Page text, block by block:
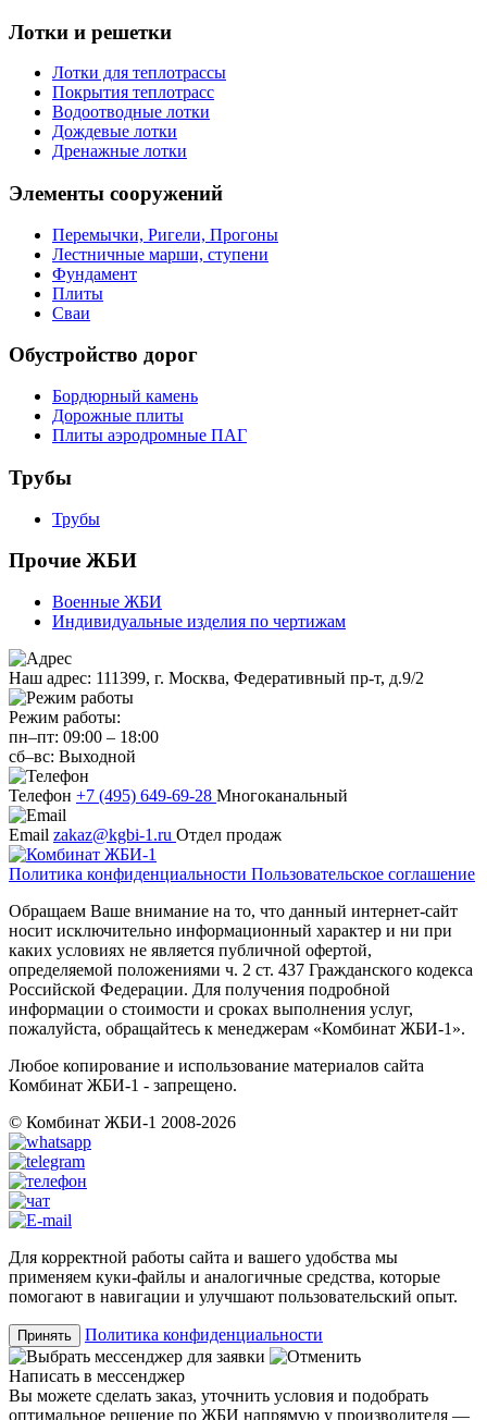
Лотки и решетки
Лотки для теплотрассы
Покрытия теплотрасс
Водоотводные лотки
Дождевые лотки
Дренажные лотки
Элементы сооружений
Перемычки, Ригели, Прогоны
Лестничные марши, ступени
Фундамент
Плиты
Сваи
Обустройство дорог
Бордюрный камень
Дорожные плиты
Плиты аэродромные ПАГ
Трубы
Трубы
Прочие ЖБИ
Военные ЖБИ
Индивидуальные изделия по чертижам
Наш адрес: 111399, г. Москва, Федеративный пр-т, д.9/2
Режим работы:
пн–пт: 09:00 – 18:00
сб–вс: Выходной
Телефон +7 (495) 649-69-28 Многоканальный
Email zakaz@kgbi-1.ru Отдел продаж
Политика конфиденциальности Пользовательское соглашение
Обращаем Ваше внимание на то, что данный интернет-сайт
носит исключительно информационный характер и ни при
каких условиях не является публичной офертой,
определяемой положениями ч. 2 ст. 437 Гражданского кодекса
Российской Федерации. Для получения подробной
информации о стоимости и сроках выполнения услуг,
пожалуйста, обращайтесь к менеджерам «Комбинат ЖБИ-1».
Любое копирование и использование материалов сайта
Комбинат ЖБИ-1 - запрещено.
© Комбинат ЖБИ-1 2008-2026
Для корректной работы сайта и вашего удобства мы
применяем куки-файлы и аналогичные средства, которые
помогают в навигации и улучшают пользовательский опыт.
Принять Политика конфиденциальности
Написать в мессенджер
Вы можете сделать заказ, уточнить условия и подобрать
оптимальное решение по ЖБИ напрямую у производителя —